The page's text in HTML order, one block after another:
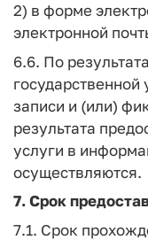
2) в форме
электронной
6.6. По
записи и (или)
результата
услуги в
осуществляются.
7. Срок
7.1. Срок